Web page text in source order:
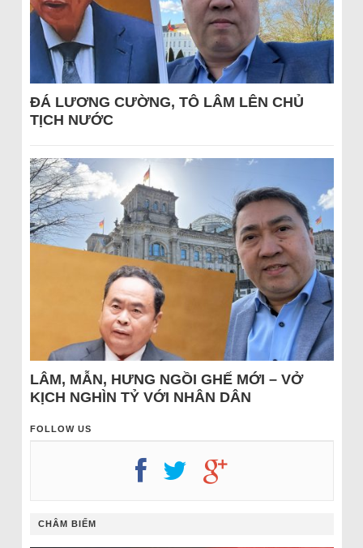
ĐÁ LƯƠNG CƯỜNG, TÔ LÂM LÊN CHỦ
TỊCH NƯỚC
LÂM, MẪN, HƯNG NGỒI GHẾ MỚI – VỞ
KỊCH NGHÌN TỶ VỚI NHÂN DÂN
FOLLOW US
CHÂM BIẾM